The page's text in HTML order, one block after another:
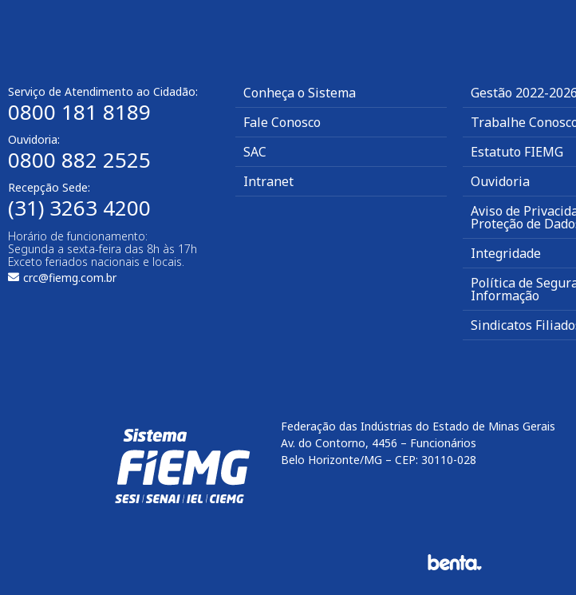
Serviço de Atendimento ao Cidadão:
0800 181 8189
Ouvidoria:
0800 882 2525​
Recepção Sede:
(31) 3263 4200
Horário de funcionamento:
Segunda a sexta-feira das 8h às 17h
Exceto feriados nacionais e locais.
crc@fiemg.com.br
Conheça o Sistema
Fale Conosco
SAC
Intranet
Gestão 2022-2026
Trabalhe
Estatuto FIEMG
Ouvidoria
Aviso de
Proteção de
Integridade
Política de
Informação
Sindicatos
Federação das Indústrias do Estado de Minas Gerais
Av. do Contorno, 4456 – Funcionários
Belo Horizonte/MG – CEP: 30110-028